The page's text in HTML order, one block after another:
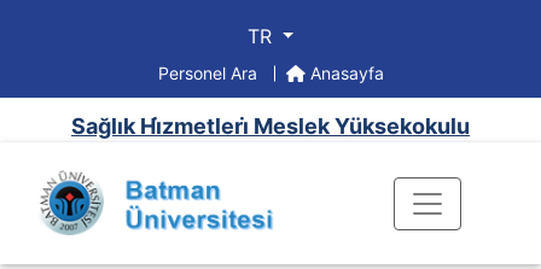
TR
Personel Ara Anasayfa
Sağlık Hi̇zmetleri̇ Meslek Yüksekokulu